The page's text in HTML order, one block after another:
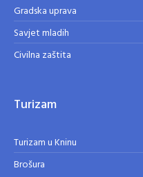
Gradska uprava
Savjet mladih
Civilna zaštita
Turizam
Turizam u Kninu
Brošura